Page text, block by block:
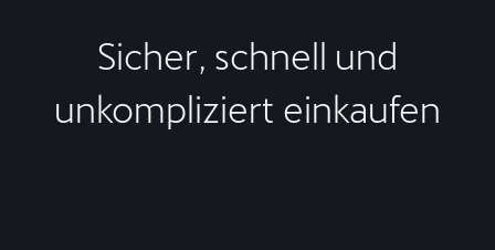
Sicher, schnell und
unkompliziert einkaufen